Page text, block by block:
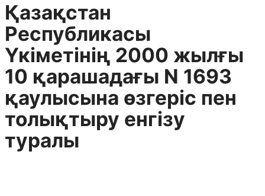
Қазақстан
Республикасы
Үкіметінің 2000 жылғы
10 қарашадағы N 1693
қаулысына өзгеріс пен
толықтыру енгізу
туралы